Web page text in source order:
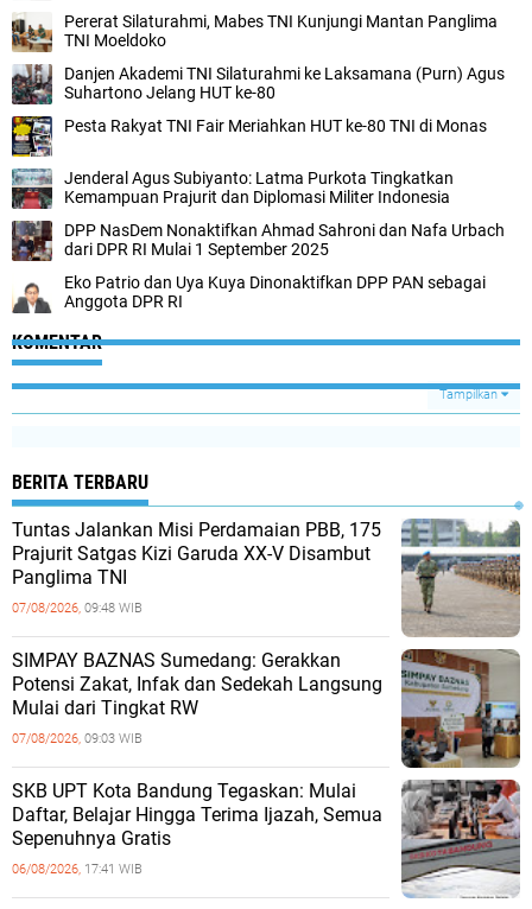
Pererat Silaturahmi, Mabes TNI Kunjungi Mantan Panglima
TNI Moeldoko
Danjen Akademi TNI Silaturahmi ke Laksamana (Purn) Agus
Suhartono Jelang HUT ke-80
Pesta Rakyat TNI Fair Meriahkan HUT ke-80 TNI di Monas
Jenderal Agus Subiyanto: Latma Purkota Tingkatkan
Kemampuan Prajurit dan Diplomasi Militer Indonesia
DPP NasDem Nonaktifkan Ahmad Sahroni dan Nafa Urbach
dari DPR RI Mulai 1 September 2025
Eko Patrio dan Uya Kuya Dinonaktifkan DPP PAN sebagai
Anggota DPR RI
KOMENTAR
Tampilkan
BERITA TERBARU
Tuntas Jalankan Misi Perdamaian PBB, 175
Prajurit Satgas Kizi Garuda XX-V Disambut
Panglima TNI
07/08/2026, 09:48 WIB
SIMPAY BAZNAS Sumedang: Gerakkan
Potensi Zakat, Infak dan Sedekah Langsung
Mulai dari Tingkat RW
07/08/2026, 09:03 WIB
SKB UPT Kota Bandung Tegaskan: Mulai
Daftar, Belajar Hingga Terima Ijazah, Semua
Sepenuhnya Gratis
06/08/2026, 17:41 WIB